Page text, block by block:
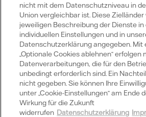
Welche Vorteile hat eine
Solaranlage?
Was ist Direktvermarktung
nicht mit dem Datenschutzniveau in
Union vergleichbar ist. Diese
jeweiligen Beschreibung der Dienste in
individuellen Einstellungen und in
Datenschutzerklärung angegeben. Mit
„Optionale Cookies ablehnen“ erfolgen
Datenverarbeitungen, die für den
unbedingt erforderlich sind. Ein
nicht gegeben. Sie können Ihre
unter „Cookie-Einstellungen“ am Ende
Wirkung für die Zukunft
widerrufen Datenschutzerklärung